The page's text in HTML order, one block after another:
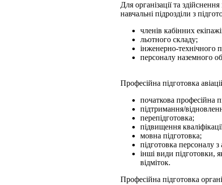
Для організації та
навчальні підрозділи з
членів кабінних
льотного складу;
інженерно-технічного
персоналу наземного
Професійна підготовка
початкова професійна
підтримання/
перепідготовка;
підвищення
мовна підготовка;
підготовка персоналу з
інші види підготовки,
відміток.
Професійна підготовка